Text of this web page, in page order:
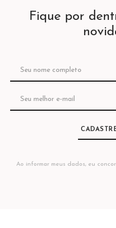
Fique por
Ao informar meus dados, eu